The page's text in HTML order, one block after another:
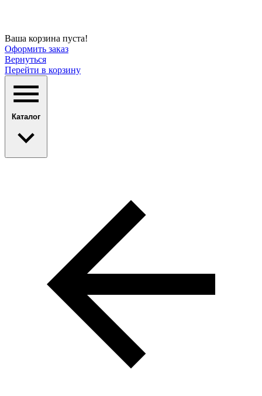
Ваша корзина пуста!
Оформить заказ
Вернуться
Перейти в корзину
Каталог